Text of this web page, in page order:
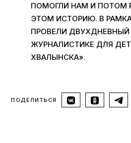
ПОМОГЛИ НАМ И ПОТОМ
ЭТОМ ИСТОРИЮ. В
ПРОВЕЛИ ДВУХДНЕВНЫЙ
ЖУРНАЛИСТИКЕ ДЛЯ
ХВАЛЫНСКА».
ПОДЕЛИТЬСЯ